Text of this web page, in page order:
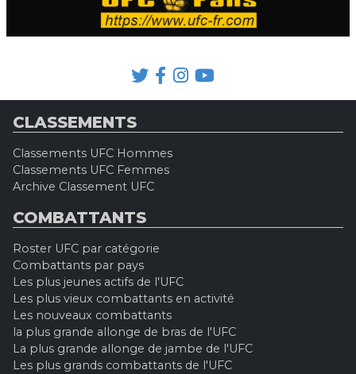
CLASSEMENTS
Classements UFC Hommes
Classements UFC Femmes
Archive Classement UFC
COMBATTANTS
Roster UFC par catégorie
Combattants par pays
Les plus jeunes actifs de l'UFC
Les plus vieux combattants en activité
Les nouveaux combattants
la plus grande allonge de bras de l'UFC
La plus grande allonge de jambe de l'UFC
Les plus grands combattants de l'UFC